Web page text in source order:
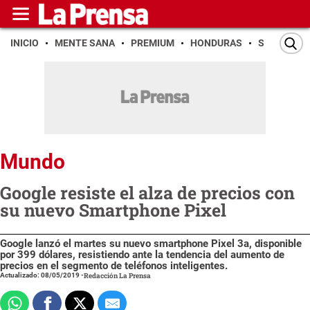
INICIO MENTE SANA PREMIUM HONDURAS SAN PEDRO
Mundo
Google resiste el alza de precios con
su nuevo Smartphone Pixel
Google lanzó el martes su nuevo smartphone Pixel 3a, disponible
por 399 dólares, resistiendo ante la tendencia del aumento de
precios en el segmento de teléfonos inteligentes.
Actualizado: 08/05/2019-Redacción La Prensa